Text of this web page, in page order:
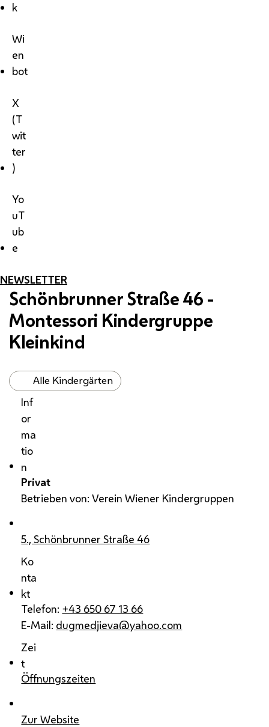
k
Wi
en
bot
X
(T
wit
ter
)
Yo
uT
ub
e
NEWSLETTER
Schönbrunner Straße 46 -
Montessori Kindergruppe
Kleinkind
Alle Kindergärten
Inf
or
ma
tio
n
Privat
Betrieben von: Verein Wiener Kindergruppen
5., Schönbrunner Straße 46
Ko
nta
kt
Telefon: +43 650 67 13 66
E-Mail: dugmedjieva@yahoo.com
Zei
t
Öffnungszeiten
Zur Website